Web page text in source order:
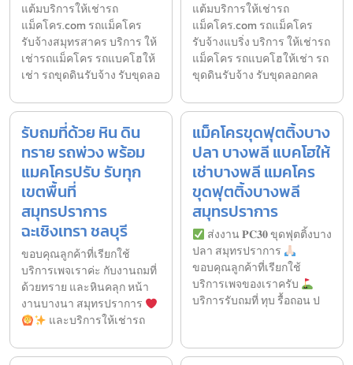
แต้มบริการให้เช่ารถ
แม็คโคร.com รถแม็คโคร
รับจ้างสมุทรสาคร บริการ ให้
เช่ารถแม็คโคร รถแบคโฮให้
เช่า รถขุดดินรับจ้าง รับขุดลอ
แต้มบริการให้เช่ารถ
แม็คโคร.com รถแม็คโคร
รับจ้างแบริ่ง บริการ ให้เช่ารถ
แม็คโคร รถแบคโฮให้เช่า รถ
ขุดดินรับจ้าง รับขุดลอกคล
รับถมที่ด้วย หิน ดิน
ทราย รถพ่วง พร้อม
แมคโครปรับ รับทุก
เขตพื้นที่
สมุทรปราการ
ฉะเชิงเทรา ชลบุรี
ขอบคุณลูกค้าที่เรียกใช้
บริการเพจเราค่ะ กับงานถมที่
ด้วยทราย และหินคลุก หน้า
งานบางนา สมุทรปราการ
และบริการให้เช่ารถ
แม็คโครขุดฟุตติ้งบาง
ปลา บางพลี แบคโฮให้
เช่าบางพลี แมคโคร
ขุดฟุตติ้งบางพลี
สมุทรปราการ
ส่งงาน 𝐏𝐂𝟑𝟎 ขุดฟุตติ้งบาง
ปลา สมุทรปราการ
ขอบคุณลูกค้าที่เรียกใช้
บริการเพจของเราครับ
บริการรับถมที่ ทุบ รื้อถอน ป